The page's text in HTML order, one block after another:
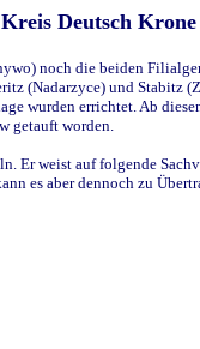
Deutsch Krone
noch die beiden
(Nadarzyce) und
wurden errichtet. Ab
getauft worden.
Er weist auf folgende
es aber dennoch zu